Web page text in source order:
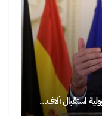
استقبال آلاف…